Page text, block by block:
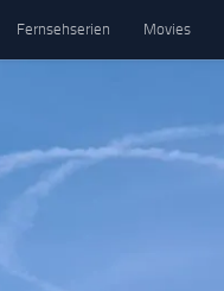
Fernsehserien Movies